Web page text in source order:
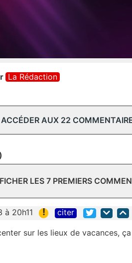
La Rédaction
ACCÉDER AUX 22
LES 7 PREMIERS
à 20h11 ! citer
sur les lieux de vacances,